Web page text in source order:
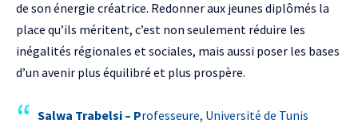
de son énergie créatrice. Redonner aux jeunes diplômés la
place qu’ils méritent, c’est non seulement réduire les
inégalités régionales et sociales, mais aussi poser les bases
d’un avenir plus équilibré et plus prospère.
Salwa Trabelsi – Professeure, Université de Tunis